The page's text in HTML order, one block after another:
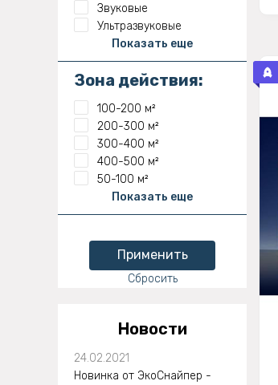
Звуковые
Ультразвуковые
Показать еще
Зона действия:
100-200 м²
200-300 м²
300-400 м²
400-500 м²
50-100 м²
Показать еще
Применить
Сбросить
Новости
24.02.2021
Новинка от ЭкоСнайпер -